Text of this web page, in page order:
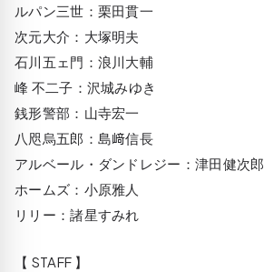
ルパン三世：栗田貫一
次元大介：大塚明夫
石川五ェ門：浪川大輔
峰 不二子：沢城みゆき
銭形警部：山寺宏一
八咫烏五郎：島﨑信長
アルベール・ダンドレジー：津田健次郎
ホームズ：小原雅人
リリー：諸星すみれ
【 STAFF 】